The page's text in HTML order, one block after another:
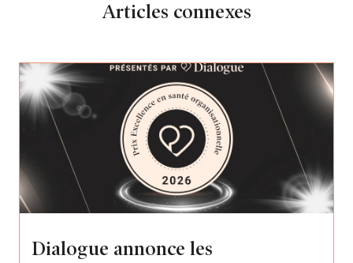
Articles connexes
Dialogue annonce les